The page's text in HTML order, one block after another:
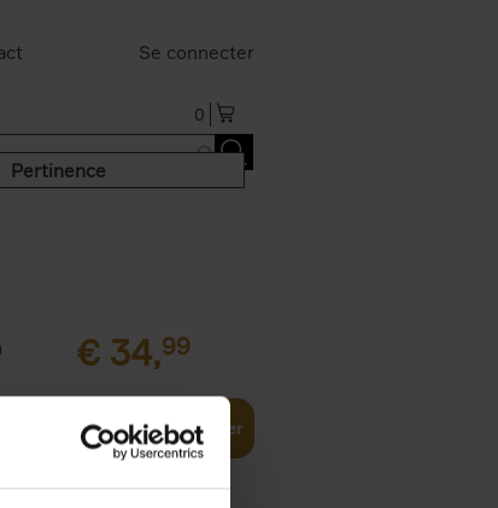
Se connecter
0
Pertinence
€ 34,99
Ajouter au panier